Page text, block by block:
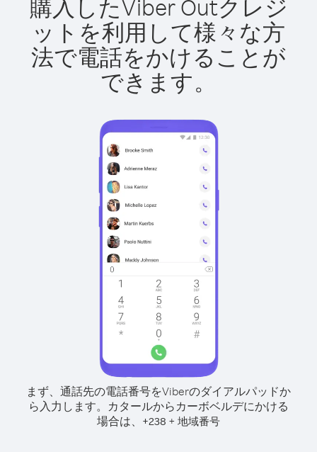
購入したViber Outクレジ
ットを利用して様々な方
法で電話をかけることが
できます。
まず、通話先の電話番号をViberのダイアルパッドか
ら入力します。 カタールからカーボベルデにかける
場合は、 +238 + 地域番号